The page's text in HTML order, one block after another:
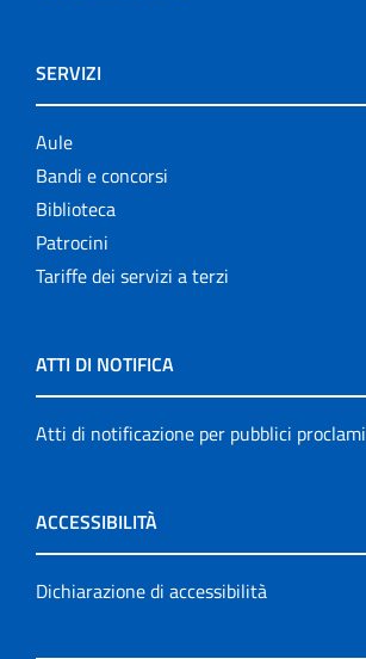
SERVIZI
Aule
Bandi e concorsi
Biblioteca
Patrocini
Tariffe dei servizi a terzi
ATTI DI NOTIFICA
Atti di notificazione per pubblici proclami
ACCESSIBILITÀ
Dichiarazione di accessibilità